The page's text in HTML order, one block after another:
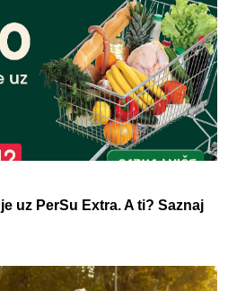
uz PerSu Extra. A ti? Saznaj